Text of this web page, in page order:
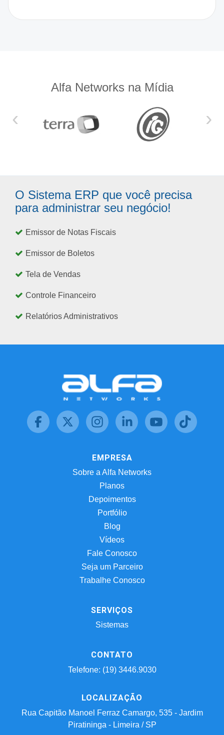
Alfa Networks na Mídia
‹ ›
O Sistema ERP que você precisa
para administrar seu negócio!
Emissor de Notas Fiscais
Emissor de Boletos
Tela de Vendas
Controle Financeiro
Relatórios Administrativos
EMPRESA
Sobre a Alfa Networks
Planos
Depoimentos
Portfólio
Blog
Vídeos
Fale Conosco
Seja um Parceiro
Trabalhe Conosco
SERVIÇOS
Sistemas
CONTATO
Telefone: (19) 3446.9030
LOCALIZAÇÃO
Rua Capitão Manoel Ferraz Camargo, 535 - Jardim
Piratininga - Limeira / SP